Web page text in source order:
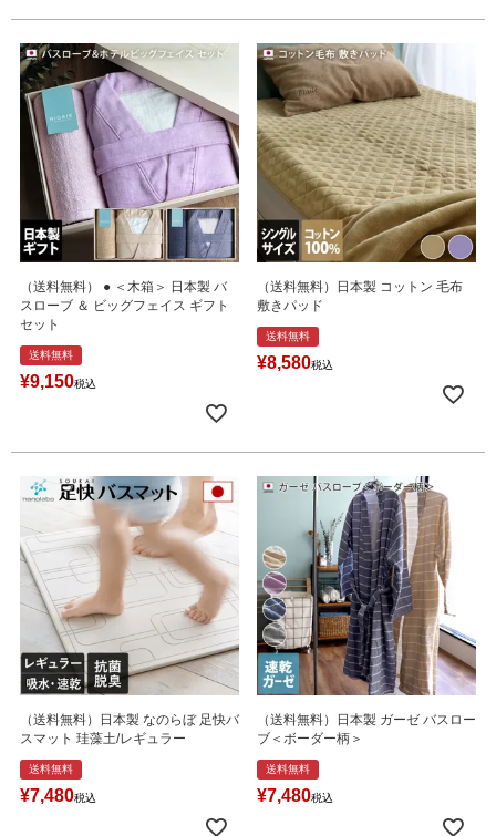
（送料無料） ● ＜木箱＞ 日本製 バ
スローブ ＆ ビッグフェイス ギフト
セット
送料無料
¥9,150税込
（送料無料）日本製 コットン 毛布
敷きパッド
送料無料
¥8,580税込
（送料無料）日本製 なのらぼ 足快バ
スマット 珪藻土/レギュラー
送料無料
¥7,480税込
（送料無料）日本製 ガーゼ バスロー
ブ＜ボーダー柄＞
送料無料
¥7,480税込